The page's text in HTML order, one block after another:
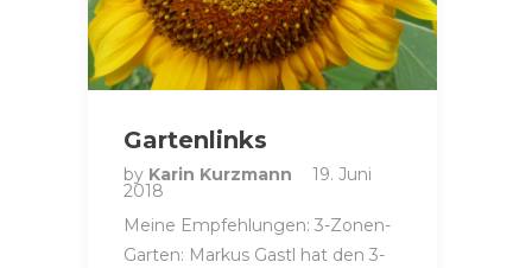
Gartenlinks
by Karin Kurzmann 19. Juni
2018
Meine Empfehlungen: 3-Zonen-
Garten: Markus Gastl hat den 3-